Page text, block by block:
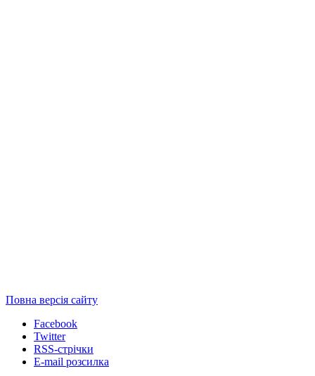
Повна версія сайту
Facebook
Twitter
RSS-стрічки
E-mail розсилка